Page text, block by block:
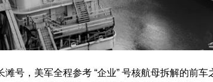
滩号，美军全程参考 “企业” 号核航母拆解的前车